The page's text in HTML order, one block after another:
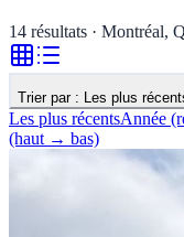
14 résultats · Montréal,
Trier par : Les plus
Les plus récentsAnnée
(haut → bas)